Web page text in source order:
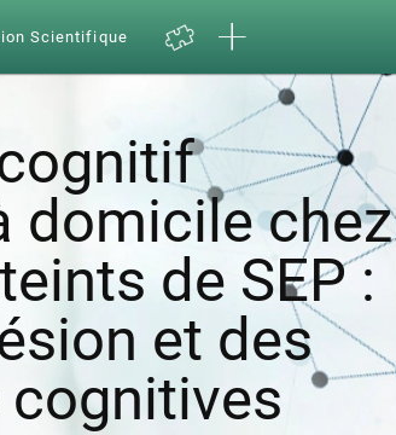
Scientifique
domicile chez
de SEP :
et des